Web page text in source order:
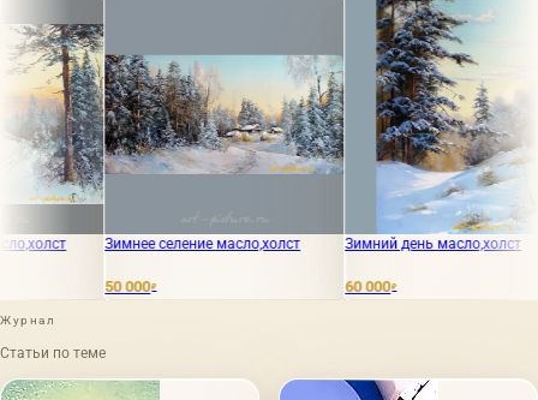
селение масло,холст Зимний день масло,холст Хозяйство
Журнал
Статьи по теме